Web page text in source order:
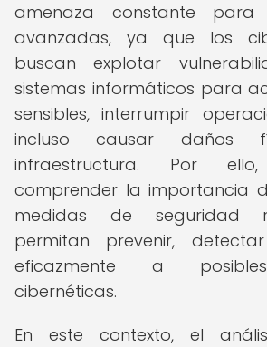
amenaza constante para
avanzadas, ya que los
buscan explotar
sistemas informáticos para
sensibles, interrumpir
incluso causar daños
infraestructura. Por
comprender la importancia
medidas de seguridad
permitan prevenir,
eficazmente a
cibernéticas.
En este contexto, el